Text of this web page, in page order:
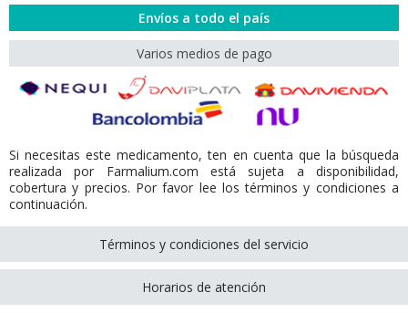
Envíos a todo el país
Varios medios de pago
Si necesitas este medicamento, ten en cuenta que la búsqueda
realizada por Farmalium.com está sujeta a disponibilidad,
cobertura y precios. Por favor lee los términos y condiciones a
continuación.
Términos y condiciones del servicio
Horarios de atención